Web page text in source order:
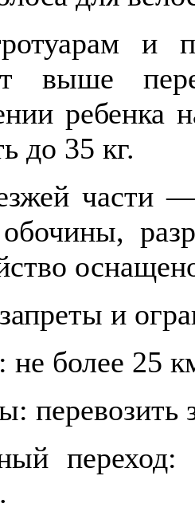
и
выше
до 35 кг.
части —
обочины,
и
не более 25
перевозить
переход: